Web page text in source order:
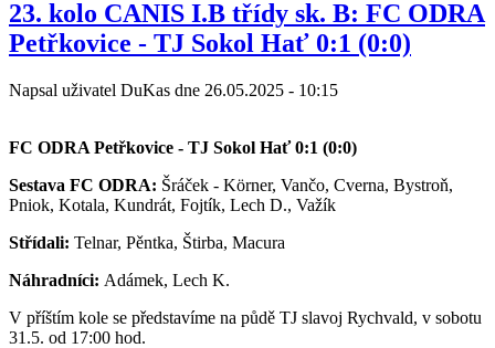
23. kolo CANIS I.B třídy sk. B: FC ODRA
Petřkovice - TJ Sokol Hať 0:1 (0:0)
Napsal uživatel DuKas dne 26.05.2025 - 10:15
FC ODRA Petřkovice - TJ Sokol Hať 0:1 (0:0)
Sestava FC ODRA: Šráček - Körner, Vančo, Cverna, Bystroň,
Pniok, Kotala, Kundrát, Fojtík, Lech D., Važík
Střídali: Telnar, Pěntka, Štirba, Macura
Náhradníci: Adámek, Lech K.
V příštím kole se představíme na půdě TJ slavoj Rychvald, v sobotu
31.5. od 17:00 hod.